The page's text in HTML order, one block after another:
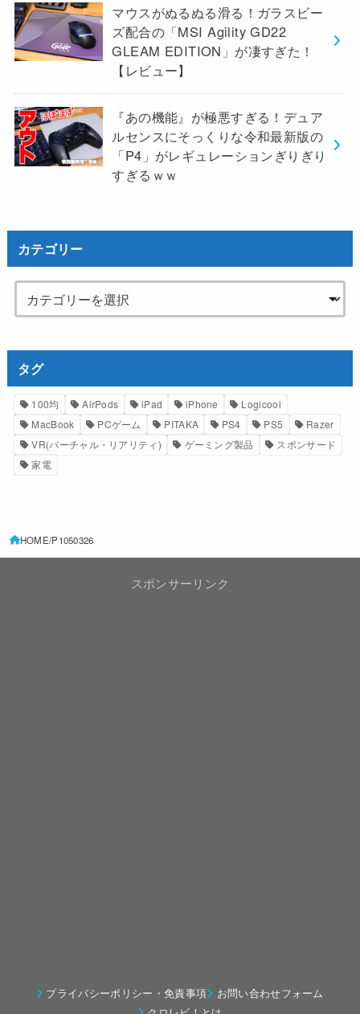
マウスがぬるぬる滑る！ガラスビー
ズ配合の「MSI Agility GD22
GLEAM EDITION」が凄すぎた！
【レビュー】
『あの機能』が極悪すぎる！デュア
ルセンスにそっくりな令和最新版の
「P4」がレギュレーションぎりぎり
すぎるｗｗ
カテゴリー
タグ
100均 AirPods iPad iPhone
Logicool
MacBook
PCゲーム PITAKA PS4 PS5
Razer
VR(バーチャル・リアリティ)
ゲーミング製品
スポンサード
家電
HOME P1050326
スポンサーリンク
プライバシーポリシー・免責事項
お問い合わせフォーム